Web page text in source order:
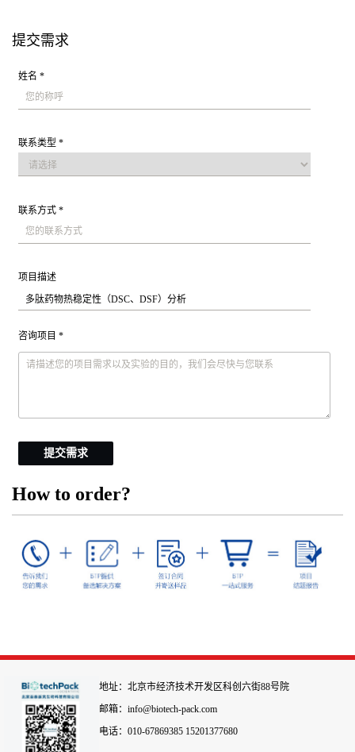
提交需求
姓名 *
联系类型 *
联系方式 *
项目描述
咨询项目 *
提交需求
How to order?
地址：北京市经济技术开发区科创六街88号院
邮箱：info@biotech-pack.com
电话：010-67869385 15201377680